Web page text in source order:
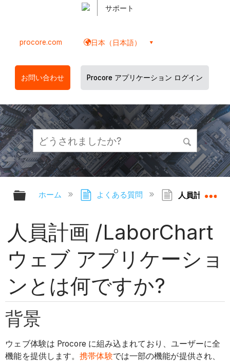
サポート
procore.com 日本（日本語）
お問い合わせ Procore アプリケーション ログイン
グローバル階層を展開/折りたたむ
ホーム よくある質問 人員計画 /
人員計画 /LaborChart
ウェブ アプリケーショ
ンとは何ですか?
背景
ウェブ体験は Procore に組み込まれており、ユーザーに全
機能を提供します。携帯体験では一部の機能が提供され、